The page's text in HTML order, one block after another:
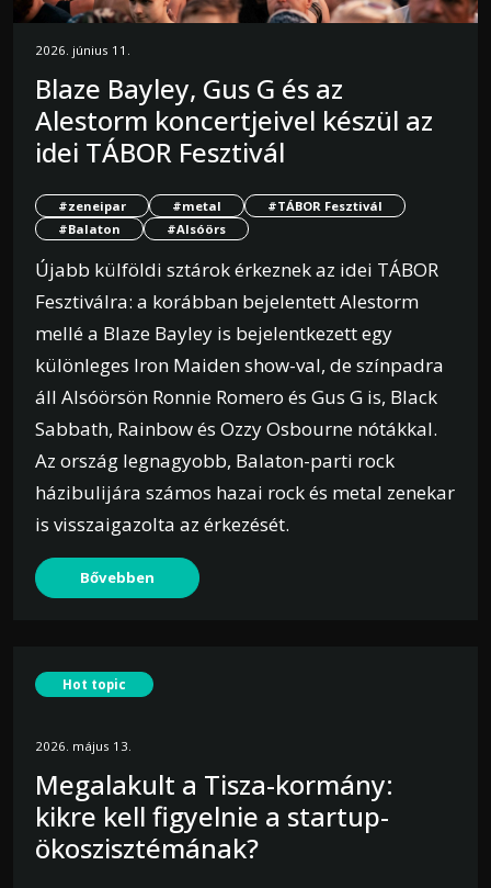
2026. június 11.
Blaze Bayley, Gus G és az
Alestorm koncertjeivel készül az
idei TÁBOR Fesztivál
#zeneipar #metal
#TÁBOR Fesztivál
#Balaton
#Alsóörs
Újabb külföldi sztárok érkeznek az idei TÁBOR
Fesztiválra: a korábban bejelentett Alestorm
mellé a Blaze Bayley is bejelentkezett egy
különleges Iron Maiden show-val, de színpadra
áll Alsóörsön Ronnie Romero és Gus G is, Black
Sabbath, Rainbow és Ozzy Osbourne nótákkal.
Az ország legnagyobb, Balaton-parti rock
házibulijára számos hazai rock és metal zenekar
is visszaigazolta az érkezését.
Bővebben
Hot topic
2026. május 13.
Megalakult a Tisza-kormány:
kikre kell figyelnie a startup-
ökoszisztémának?